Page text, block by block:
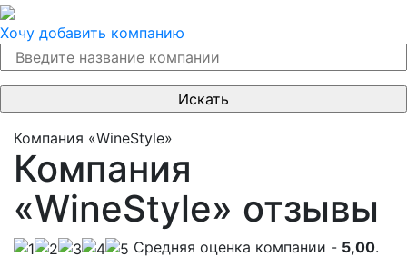
Хочу добавить компанию
Компания «WineStyle»
Компания
«WineStyle» отзывы
Cредняя оценка компании - 5,00.